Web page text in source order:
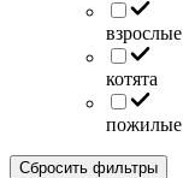
взрослые
котята
пожилые
Сбросить фильтры